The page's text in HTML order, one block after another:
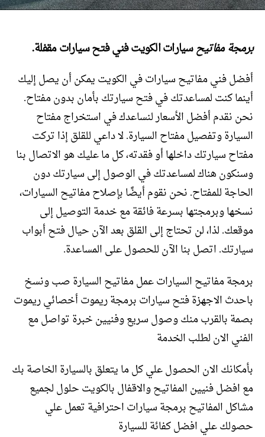
برمجة مفاتيحسيارات الكويت فني فتح سيارات مقفلة.
أفضل فني مفاتيح سيارات في الكويت يمكن أن يصل إليك
أينما كنت لمساعدتك في فتح سيارتك بأمان بدون مفتاح.
نحن نقدم أفضل الأسعار لنساعدك في استخراج مفتاح
السيارة وتفصيل مفتاح السيارة. لا داعي للقلق إذا تركت
مفتاح سيارتك داخلها أو فقدته، كل ما عليك هو الاتصال بنا
وسنكون هناك لمساعدتك في الوصول إلى سيارتك دون
الحاجة للمفتاح. نحن نقوم أيضًا بإصلاح مفاتيح السيارات،
نسخها وبرمجتها بسرعة فائقة مع خدمة التوصيل إلى
موقعك. لذا، لن تحتاج إلى القلق بعد الآن حيال فتح أبواب
سيارتك. اتصل بنا الآن للحصول على المساعدة.
برمجة مفاتيح السيارات عمل مفاتيح السيارة صب ونسخ
باحدث الاجهزة فتح سيارات برمجة ريموت أخصائي ريموت
بصمة بالقرب منك وصول سريع وفنيين خبرة تواصل مع
الفني الان لطلب الخدمة
بأمكانك الان الحصول علي كل ما يتعلق بالسيارة الخاصة بك
مع افضل فنيين المفاتيح والاقفال بالكويت حلول لجميع
مشاكل المفاتيح برمجة سيارات احترافية تعمل علي
حصولك علي افضل كفائة للسيارة